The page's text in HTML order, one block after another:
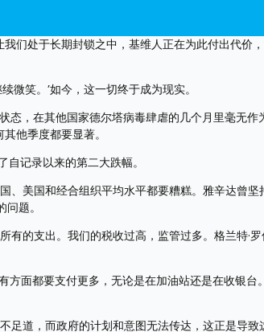
们处于长期封锁之中，基维人正在为此付出代价
微笑。’如今，这一切终于成为现实。
态，在其他国家德尔塔病毒肆虐的几个月里毫无作
他季度都要显著。
自记录以来的第二大跌幅。
、美国和经合组织平均水平都要糟糕。雅辛达曾
题。
有的支出。我们的税收过高，监管过多。格兰特·
方面都要支付更多，无论是在加油站还是在收银
足道，而政府的计划和意图无法传达，这正是导致